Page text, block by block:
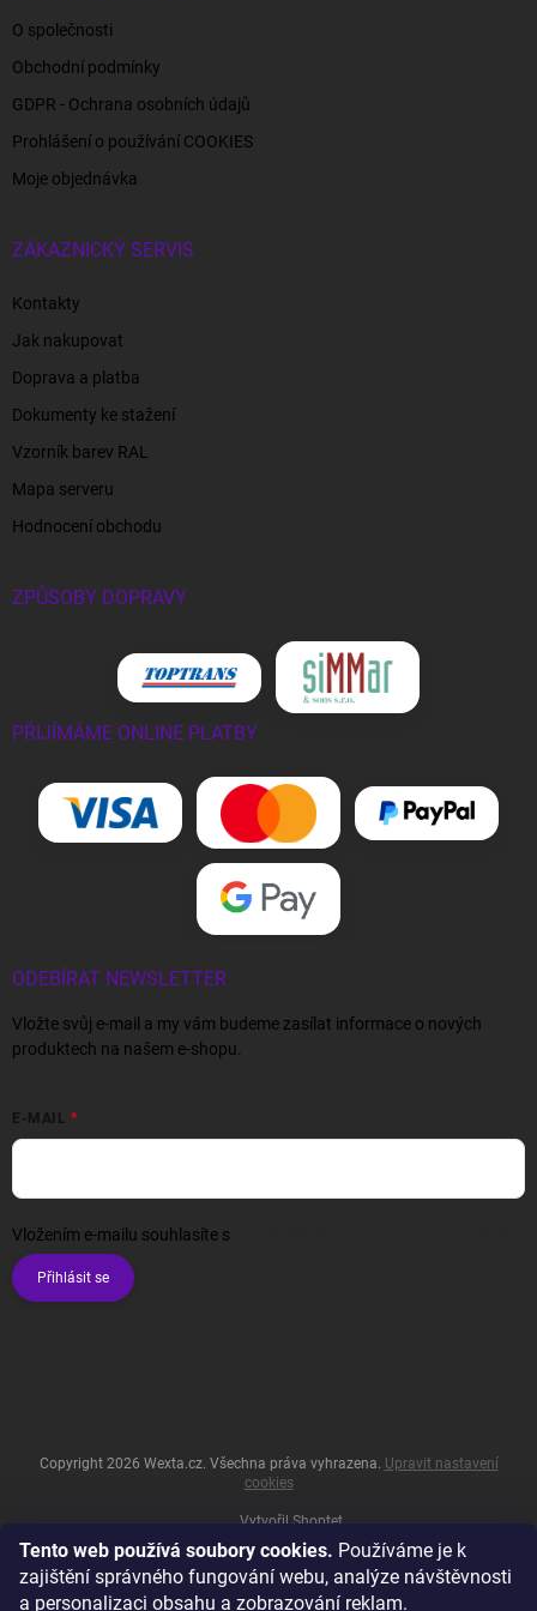
Tento web používá soubory cookies. Používáme je k
zajištění správného fungování webu, analýze návštěvnosti
a personalizaci obsahu a zobrazování reklam.
O společnosti
Obchodní podmínky
GDPR - Ochrana osobních údajů
Prohlášení o používání COOKIES
Moje objednávka
ZÁKAZNICKÝ SERVIS
Kontakty
Jak nakupovat
Doprava a platba
Dokumenty ke stažení
Vzorník barev RAL
Mapa serveru
Hodnocení obchodu
ZPŮSOBY DOPRAVY
PŘIJÍMÁME ONLINE PLATBY
ODEBÍRAT NEWSLETTER
Vložte svůj e-mail a my vám budeme zasílat informace o nových
produktech na našem e-shopu.
E-MAIL
Vložením e-mailu souhlasíte s
Přihlásit se
Vytvořil Shoptet
Copyright 2026 Wexta.cz. Všechna práva vyhrazena. Upravit nastavení
cookies